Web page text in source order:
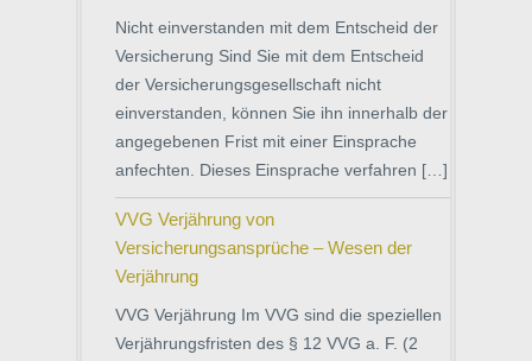
Nicht einverstanden mit dem Entscheid der
Versicherung Sind Sie mit dem Entscheid
der Versicherungsgesellschaft nicht
einverstanden, können Sie ihn innerhalb der
angegebenen Frist mit einer Einsprache
anfechten. Dieses Einsprache verfahren […]
VVG Verjährung von
Versicherungsansprüche – Wesen der
Verjährung
VVG Verjährung Im VVG sind die speziellen
Verjährungsfristen des § 12 VVG a. F. (2